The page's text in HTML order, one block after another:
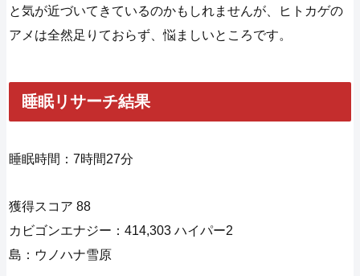
と気が近づいてきているのかもしれませんが、ヒトカゲの
アメは全然足りておらず、悩ましいところです。
睡眠リサーチ結果
睡眠時間：7時間27分
獲得スコア 88
カビゴンエナジー：414,303 ハイパー2
島：ウノハナ雪原